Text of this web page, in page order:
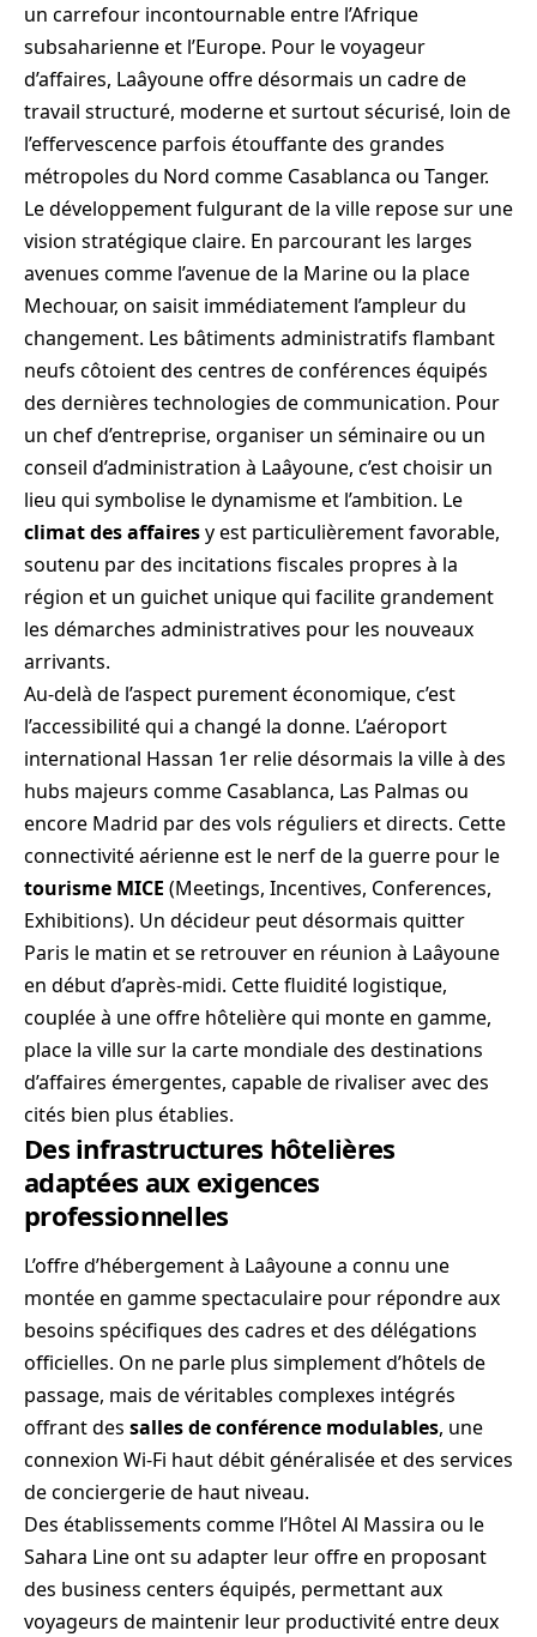
un carrefour incontournable entre l’Afrique
subsaharienne et l’Europe. Pour le voyageur
d’affaires, Laâyoune offre désormais un cadre de
travail structuré, moderne et surtout sécurisé, loin de
l’effervescence parfois étouffante des grandes
métropoles du Nord comme Casablanca ou Tanger.
Le développement fulgurant de la ville repose sur une
vision stratégique claire. En parcourant les larges
avenues comme l’avenue de la Marine ou la place
Mechouar, on saisit immédiatement l’ampleur du
changement. Les bâtiments administratifs flambant
neufs côtoient des centres de conférences équipés
des dernières technologies de communication. Pour
un chef d’entreprise, organiser un séminaire ou un
conseil d’administration à Laâyoune, c’est choisir un
lieu qui symbolise le dynamisme et l’ambition. Le
climat des affairesy est particulièrement favorable,
soutenu par des incitations fiscales propres à la
région et un guichet unique qui facilite grandement
les démarches administratives pour les nouveaux
arrivants.
Au-delà de l’aspect purement économique, c’est
l’accessibilité qui a changé la donne. L’aéroport
international Hassan 1er relie désormais la ville à des
hubs majeurs comme Casablanca, Las Palmas ou
encore Madrid par des vols réguliers et directs. Cette
connectivité aérienne est le nerf de la guerre pour le
tourisme MICE (Meetings, Incentives, Conferences,
Exhibitions). Un décideur peut désormais quitter
Paris le matin et se retrouver en réunion à Laâyoune
en début d’après-midi. Cette fluidité logistique,
couplée à une offre hôtelière qui monte en gamme,
place la ville sur la carte mondiale des destinations
d’affaires émergentes, capable de rivaliser avec des
cités bien plus établies.
Des infrastructures hôtelières
adaptées aux exigences
professionnelles
L’offre d’hébergement à Laâyoune a connu une
montée en gamme spectaculaire pour répondre aux
besoins spécifiques des cadres et des délégations
officielles. On ne parle plus simplement d’hôtels de
passage, mais de véritables complexes intégrés
offrant des salles de conférence modulables, une
connexion Wi-Fi haut débit généralisée et des services
de conciergerie de haut niveau.
Des établissements comme l’Hôtel Al Massira ou le
Sahara Line ont su adapter leur offre en proposant
des business centers équipés, permettant aux
voyageurs de maintenir leur productivité entre deux